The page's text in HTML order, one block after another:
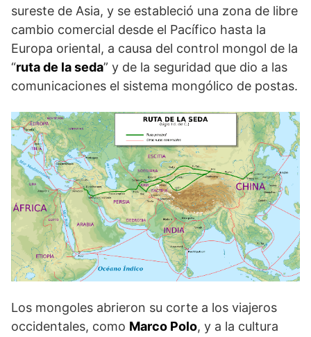
sureste de Asia, y se estableció una zona de libre
cambio comercial desde el Pacífico hasta la
Europa oriental, a causa del control mongol de la
“ruta de la seda” y de la seguridad que dio a las
comunicaciones el sistema mongólico de postas.
Los mongoles abrieron su corte a los viajeros
occidentales, como Marco Polo, y a la cultura